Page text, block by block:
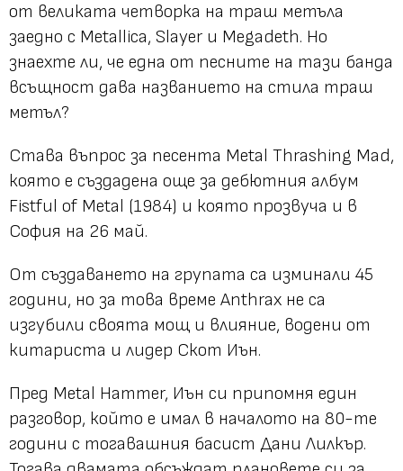
от великата четворка на траш метъла
заедно с Metallica, Slayer и Megadeth. Но
знаехте ли, че една от песните на тази банда
всъщност дава названието на стила траш
метъл?
Става въпрос за песента Metal Thrashing Mad,
която е създадена още за дебютния албум
Fistful of Metal (1984) и която прозвуча и в
София на 26 май.
От създаването на групата са изминали 45
години, но за това време Anthrax не са
изгубили своята мощ и влияние, водени от
китариста и лидер Скот Иън.
Пред Metal Hammer, Иън си припомня един
разговор, който е имал в началото на 80-те
години с тогавашния басист Дани Лилкър.